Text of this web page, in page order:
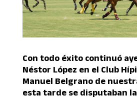
Con todo éxito continuó
Néstor López en el Club
Manuel Belgrano de
esta tarde se disputaban